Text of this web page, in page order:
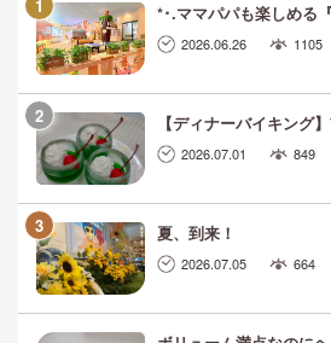
*･.ママパパも楽しめる
2026.06.26 1105
【ディナーバイキング
2026.07.01 849
夏、到来！
2026.07.05 664